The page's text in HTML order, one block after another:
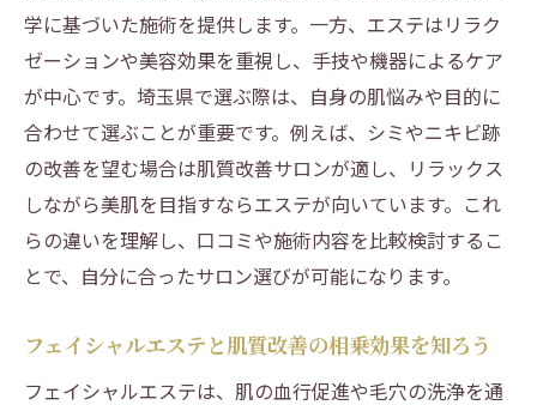
学に基づいた施術を提供します。一方、エステはリラク
ゼーションや美容効果を重視し、手技や機器によるケア
が中心です。埼玉県で選ぶ際は、自身の肌悩みや目的に
合わせて選ぶことが重要です。例えば、シミやニキビ跡
の改善を望む場合は肌質改善サロンが適し、リラックス
しながら美肌を目指すならエステが向いています。これ
らの違いを理解し、口コミや施術内容を比較検討するこ
とで、自分に合ったサロン選びが可能になります。
フェイシャルエステと肌質改善の相乗効果を知ろう
フェイシャルエステは、肌の血行促進や毛穴の洗浄を通